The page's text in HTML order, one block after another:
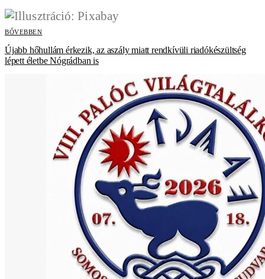
BŐVEBBEN
Újabb hőhullám érkezik, az aszály miatt rendkívüli riadókészültség
lépett életbe Nógrádban is